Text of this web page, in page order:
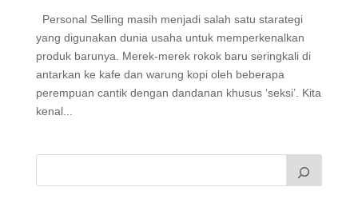
Personal Selling masih menjadi salah satu starategi
yang digunakan dunia usaha untuk memperkenalkan
produk barunya. Merek-merek rokok baru seringkali di
antarkan ke kafe dan warung kopi oleh beberapa
perempuan cantik dengan dandanan khusus ‘seksi’. Kita
kenal...